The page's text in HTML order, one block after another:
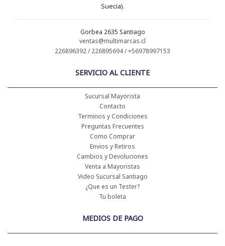
Suecia).
Gorbea 2635 Santiago
ventas@multimarcas.cl
226896392 / 226895694 / +56978997153
SERVICIO AL CLIENTE
Sucursal Mayorista
Contacto
Terminos y Condiciones
Preguntas Frecuentes
Como Comprar
Envios y Retiros
Cambios y Devoluciones
Venta a Mayoristas
Video Sucursal Santiago
¿Que es un Tester?
Tu boleta
MEDIOS DE PAGO